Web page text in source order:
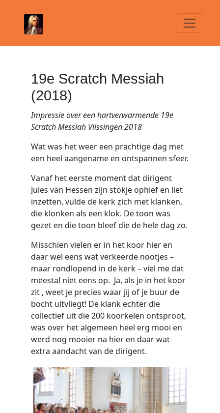
19e Scratch Messiah
(2018)
Impressie over een hartverwarmende 19e
Scratch Messiah Vlissingen 2018
Wat was het weer een prachtige dag met
een heel aangename en ontspannen sfeer.
Vanaf het eerste moment dat dirigent
Jules van Hessen zijn stokje ophief en liet
inzetten, vulde de kerk zich met klanken,
die klonken als een klok. De toon was
gezet en die toon bleef die de hele dag zo.
Misschien vielen er in het koor hier en
daar wel eens wat verkeerde nootjes –
maar rondlopend in de kerk – viel me dat
meestal niet eens op. Ja, als je in het koor
zit , weet je precies waar jij of je buur de
bocht uitvliegt! De klank echter die
collectief uit die 200 koorkelen ontsproot,
was over het algemeen heel erg mooi en
werd nog mooier na hier en daar wat
extra aandacht van de dirigent.